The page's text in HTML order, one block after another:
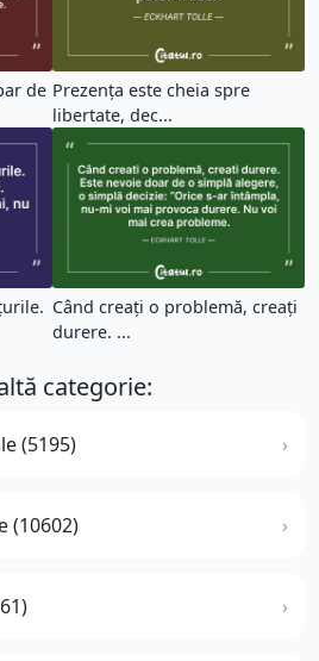
de Prezența este cheia spre
libertate, dec...
Când creați o problemă, creați
durere. ...
categorie:
(5195)
(10602)